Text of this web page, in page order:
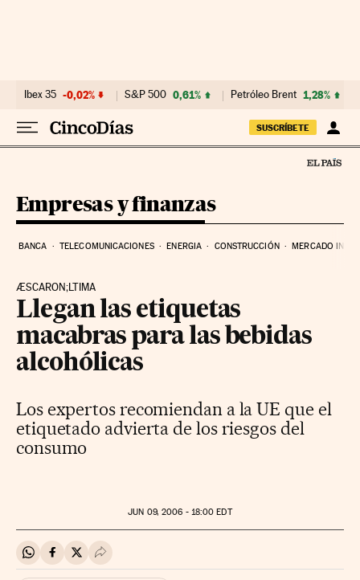
Ibex 35 -0,02% S&P 500 0,61% Petróleo Brent 1,28%
SUSCRÍBETE
Empresas y finanzas
BANCA TELECOMUNICACIONES ENERGIA CONSTRUCCIÓN MERCADO
ÆSCARON;LTIMA
Llegan las etiquetas
macabras para las bebidas
alcohólicas
Los expertos recomiendan a la UE que el
etiquetado advierta de los riesgos del
consumo
JUN 09, 2006 - 18:00 EDT
Compartir en Whatsapp
Compartir en Facebook
Compartir en Twitter
Desplegar Redes Sociales